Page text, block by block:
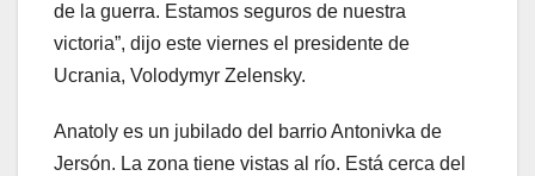
de la guerra. Estamos seguros de nuestra
victoria”, dijo este viernes el presidente de
Ucrania, Volodymyr Zelensky.
Anatoly es un jubilado del barrio Antonivka de
Jersón. La zona tiene vistas al río. Está cerca del